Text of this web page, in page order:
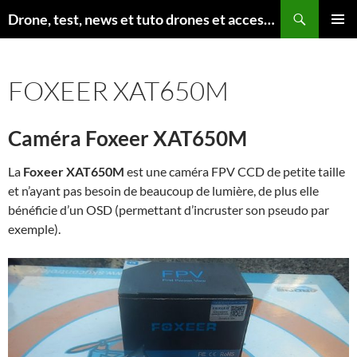
au
Drone, test, news et tuto drones et accessoires
FOXEER XAT650M
Caméra Foxeer XAT650M
La Foxeer XAT650M est une caméra FPV CCD de petite taille
et n’ayant pas besoin de beaucoup de lumière, de plus elle
bénéficie d’un OSD (permettant d’incruster son pseudo par
exemple).